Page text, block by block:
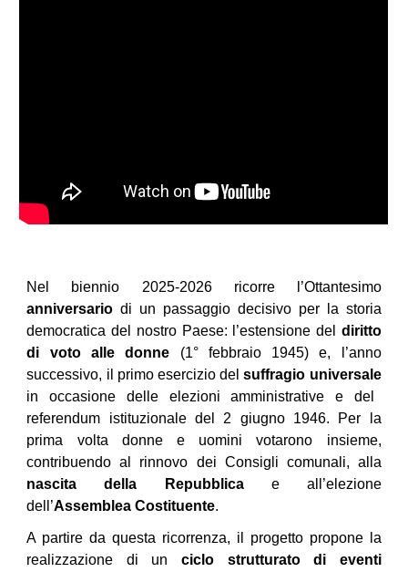
Nel biennio 2025-2026 ricorre l’Ottantesimo
anniversariodi un passaggio decisivo per la storia
democratica del nostro Paese: l’estensione del diritto
di voto alle donne (1° febbraio 1945) e, l’anno
successivo, il primo esercizio delsuffragio universale
in occasione delle elezioni amministrative e del
referendum istituzionale del 2 giugno 1946. Per la
prima volta donne e uomini votarono insieme,
contribuendo al rinnovo dei Consigli comunali, alla
nascita della Repubblicae all’elezione
dell’Assemblea Costituente.
A partire da questa ricorrenza, il progetto propone la
realizzazione di un ciclo strutturato di eventi